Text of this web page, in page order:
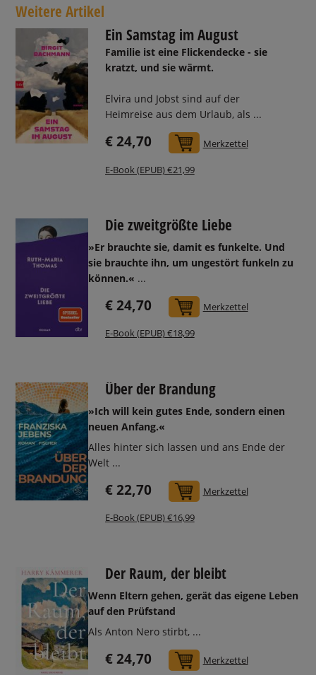
Weitere Artikel
Ein Samstag im August
Familie ist eine Flickendecke - sie
kratzt, und sie wärmt.
Elvira und Jobst sind auf der
Heimreise aus dem Urlaub, als ...
€ 24,70 In den Warenkorb
Merkzettel
E-Book (EPUB) €21,99
Die zweitgrößte Liebe
»Er brauchte sie, damit es funkelte. Und
sie brauchte ihn, um ungestört funkeln zu
können.« ...
€ 24,70 In den Warenkorb
Merkzettel
E-Book (EPUB) €18,99
Über der Brandung
»Ich will kein gutes Ende, sondern einen
neuen Anfang.«
Alles hinter sich lassen und ans Ende der
Welt ...
€ 22,70 In den Warenkorb
Merkzettel
E-Book (EPUB) €16,99
Der Raum, der bleibt
Wenn Eltern gehen, gerät das eigene Leben
auf den Prüfstand
Als Anton Nero stirbt, ...
€ 24,70 In den Warenkorb
Merkzettel